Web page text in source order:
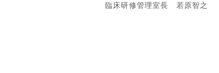
臨床研修管理室長 若原智之